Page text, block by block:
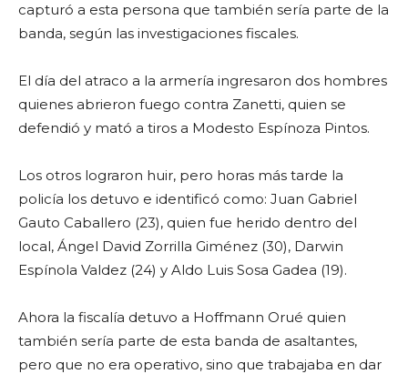
capturó a esta persona que también sería parte de la
banda, según las investigaciones fiscales.
El día del atraco a la armería ingresaron dos hombres
quienes abrieron fuego contra Zanetti, quien se
defendió y mató a tiros a Modesto Espínoza Pintos.
Los otros lograron huir, pero horas más tarde la
policía los detuvo e identificó como: Juan Gabriel
Gauto Caballero (23), quien fue herido dentro del
local, Ángel David Zorrilla Giménez (30), Darwin
Espínola Valdez (24) y Aldo Luis Sosa Gadea (19).
Ahora la fiscalía detuvo a Hoffmann Orué quien
también sería parte de esta banda de asaltantes,
pero que no era operativo, sino que trabajaba en dar